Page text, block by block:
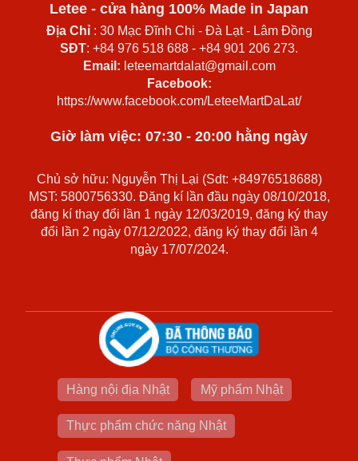
Letee - cửa hàng 100% Made in Japan
Địa Chỉ: 30 Mạc Đĩnh Chi - Đà Lạt - Lâm Đồng
SĐT: +84 976 518 688 - +84 901 206 273.
Email: leteemartdalat@gmail.com
Facebook:
https://www.facebook.com/LeteeMartDaLat/
Giờ làm việc: 07:30 - 20:00 hằng ngày
Chủ sở hữu: Nguyễn Thị Lại (Sdt: +84976518688)
MST: 5800756330. Đăng kí lần đầu ngày 08/10/2018,
đăng kí thay đổi lần 1 ngày 12/03/2019, đăng ký thay
đổi lần 2 ngày 07/12/2022, đăng ký thay đổi lần 4
ngày 17/07/2024.
Hàng nội địa Nhật Mỹ phẩm Nhật
Thực phẩm chức năng Nhật